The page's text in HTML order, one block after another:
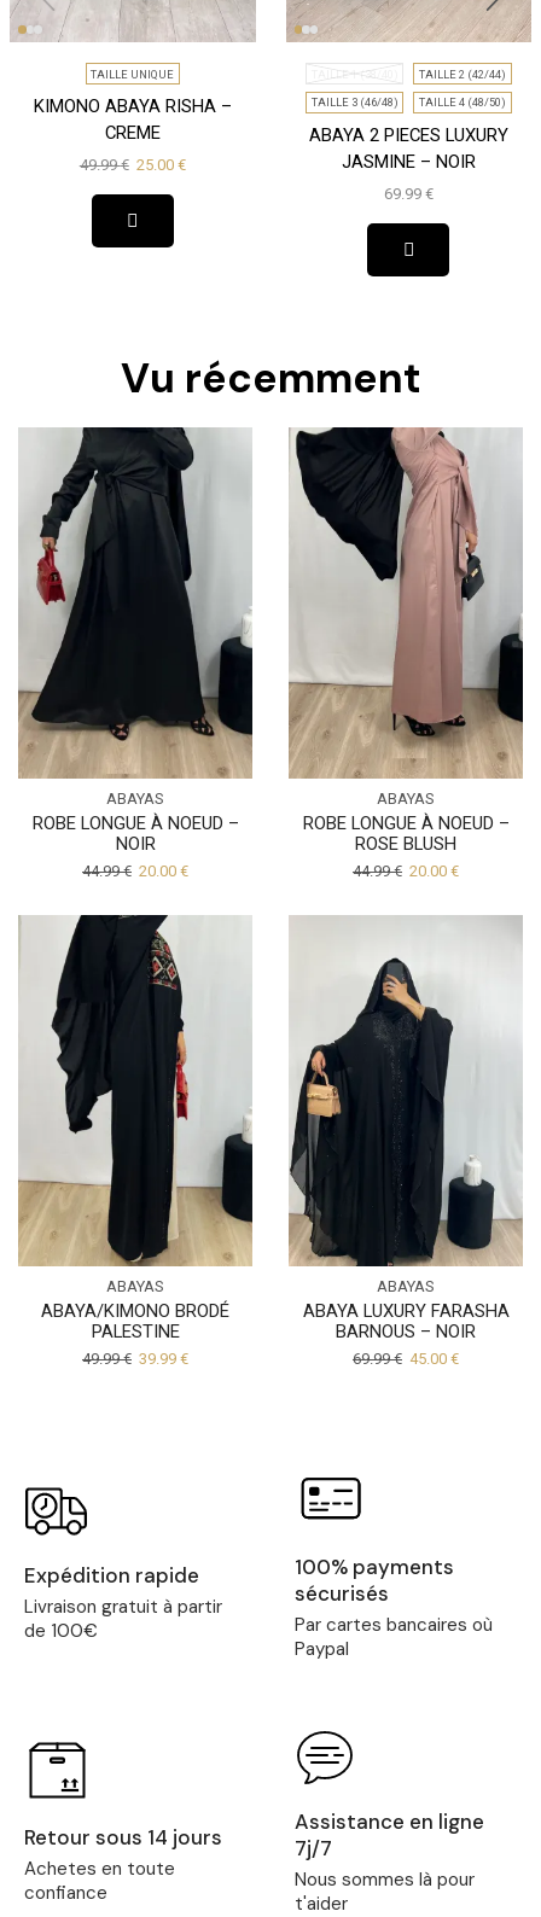
TAILLE UNIQUE
KIMONO ABAYA RISHA –
CREME
49.99€ 25.00 €
TAILLE 1 (38/40) TAILLE 2 (42/44)
TAILLE 3 (46/48) TAILLE 4 (48/50)
ABAYA 2 PIECES LUXURY
JASMINE – NOIR
69.99 €
Vu récemment
ABAYAS
ROBE LONGUE À NOEUD –
NOIR
44.99€ 20.00 €
ABAYAS
ROBE LONGUE À NOEUD –
ROSE BLUSH
44.99€ 20.00 €
ABAYAS
ABAYA/KIMONO BRODÉ
PALESTINE
49.99€ 39.99 €
ABAYAS
ABAYA LUXURY FARASHA
BARNOUS – NOIR
69.99€ 45.00 €
Expédition rapide
Livraison gratuit à partir
de 100€
100% payments
sécurisés
Par cartes bancaires où
Paypal
Retour sous 14 jours
Achetes en toute
confiance
Assistance en ligne
7j/7
Nous sommes là pour
t'aider